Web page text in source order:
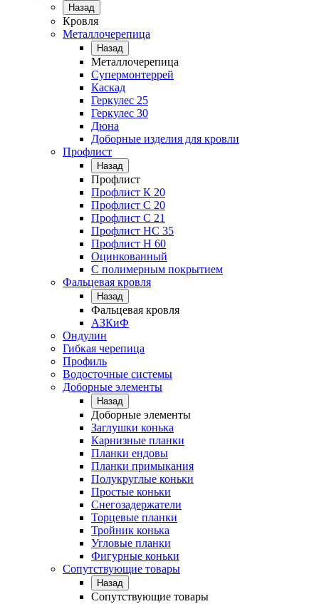
Назад
Кровля
Металлочерепица
Назад
Металлочерепица
Супермонтеррей
Каскад
Геркулес 25
Геркулес 30
Дюна
Доборные изделия для кровли
Профлист
Назад
Профлист
Профлист К 20
Профлист С 20
Профлист C 21
Профлист НС 35
Профлист Н 60
Оцинкованный
С полимерным покрытием
Фальцевая кровля
Назад
Фальцевая кровля
АЗКиФ
Ондулин
Гибкая черепица
Профиль
Водосточные системы
Доборные элементы
Назад
Доборные элементы
Заглушки конька
Карнизные планки
Планки ендовы
Планки примыкания
Полукруглые коньки
Простые коньки
Снегозадержатели
Торцевые планки
Тройник конька
Угловые планки
Фигурные коньки
Сопутствующие товары
Назад
Сопутствующие товары